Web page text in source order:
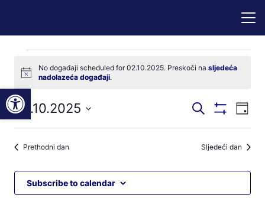
Događaji
for
02.10.2025
Notice
No događaji scheduled for 02.10.2025. Preskoči na sljedeća
nadolazeća događaji.
Događaji
pretraga
Pretraži
Filtere
Dan
02.10.2025
Odaberite
datum.
Prethodni dan Sljedeći dan
Subscribe to calendar
Open toolbar